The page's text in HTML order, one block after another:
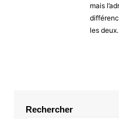
mais
les
Rechercher